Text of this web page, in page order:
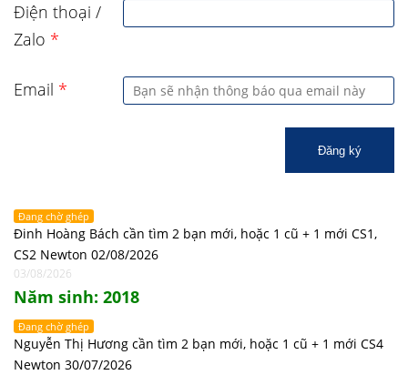
Điện thoại /
Zalo *
Email *
Đăng ký
Đang chờ ghép
Đinh Hoàng Bách cần tìm 2 bạn mới, hoặc 1 cũ + 1 mới CS1,
CS2 Newton 02/08/2026
03/08/2026
Năm sinh: 2018
Đang chờ ghép
Nguyễn Thị Hương cần tìm 2 bạn mới, hoặc 1 cũ + 1 mới CS4
Newton 30/07/2026